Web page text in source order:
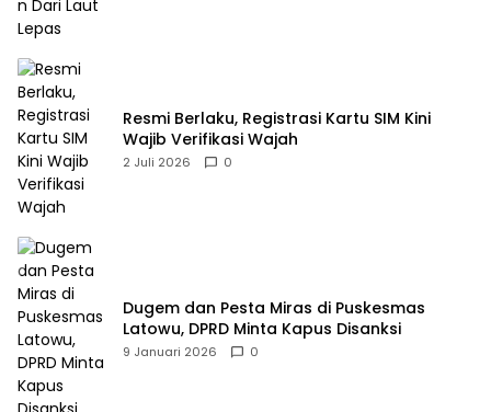
Resmi Berlaku, Registrasi Kartu SIM Kini
Wajib Verifikasi Wajah
2 Juli 2026 0
Dugem dan Pesta Miras di Puskesmas
Latowu, DPRD Minta Kapus Disanksi
9 Januari 2026 0